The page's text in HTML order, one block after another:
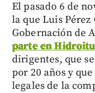
El pasado 6 de
la que Luis
Gobernación de
parte en
dirigentes, que
por 20 años y
legales de la